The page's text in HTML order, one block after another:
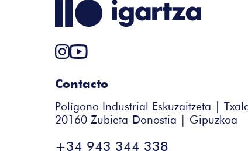
Contacto
Polígono Industrial Eskuzaitzeta |
20160 Zubieta-Donostia | Gipuzkoa
+34 943 344 338